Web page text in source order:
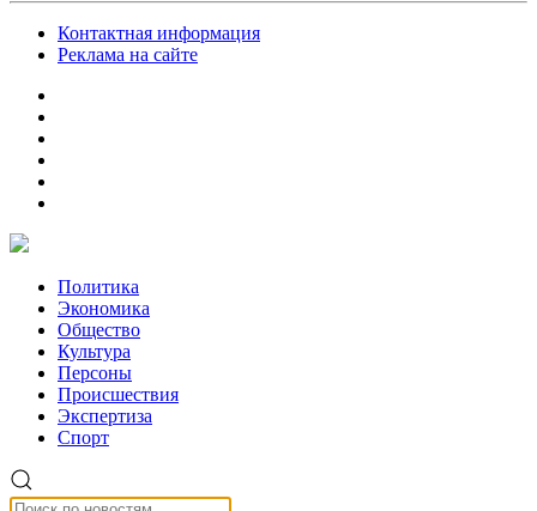
Контактная информация
Реклама на сайте
Политика
Экономика
Общество
Культура
Персоны
Происшествия
Экспертиза
Спорт